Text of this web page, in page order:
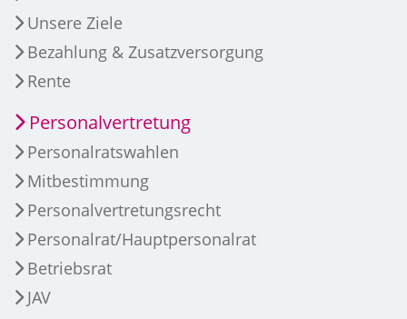
Unsere Ziele
Bezahlung & Zusatzversorgung
Rente
Personalvertretung
Personalratswahlen
Mitbestimmung
Personalvertretungsrecht
Personalrat/Hauptpersonalrat
Betriebsrat
JAV